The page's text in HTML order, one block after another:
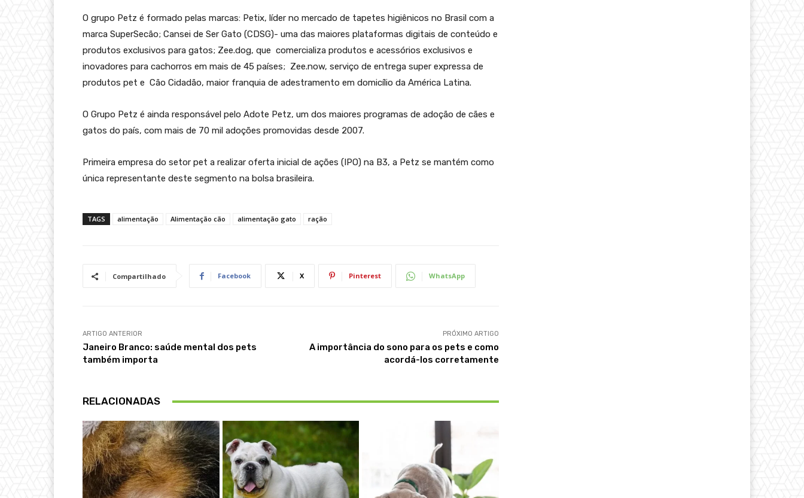
O grupo Petz é formado pelas marcas: Petix, líder no mercado de tapetes higiênicos no Brasil com a
marca SuperSecão; Cansei de Ser Gato (CDSG)- uma das maiores plataformas digitais de conteúdo e
produtos exclusivos para gatos; Zee.dog, que comercializa produtos e acessórios exclusivos e
inovadores para cachorros em mais de 45 países; Zee.now, serviço de entrega super expressa de
produtos pet e Cão Cidadão, maior franquia de adestramento em domicílio da América Latina.
O Grupo Petz é ainda responsável pelo Adote Petz, um dos maiores programas de adoção de cães e
gatos do país, com mais de 70 mil adoções promovidas desde 2007.
Primeira empresa do setor pet a realizar oferta inicial de ações (IPO) na B3, a Petz se mantém como
única representante deste segmento na bolsa brasileira.
TAGS alimentação Alimentação cão alimentação gato ração
Compartilhado Facebook X Pinterest WhatsApp
ARTIGO ANTERIOR
Janeiro Branco: saúde mental dos pets
também importa
PRÓXIMO ARTIGO
A importância do sono para os pets e como
acordá-los corretamente
RELACIONADAS